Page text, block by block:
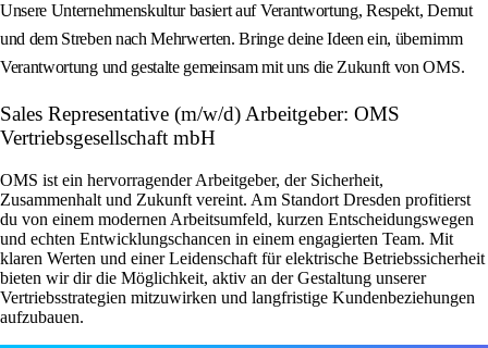
Unsere Unternehmenskultur basiert auf Verantwortung, Respekt, Demut
und dem Streben nach Mehrwerten. Bringe deine Ideen ein, übernimm
Verantwortung und gestalte gemeinsam mit uns die Zukunft von OMS.
Sales Representative (m/w/d) Arbeitgeber: OMS
Vertriebsgesellschaft mbH
OMS ist ein hervorragender Arbeitgeber, der Sicherheit,
Zusammenhalt und Zukunft vereint. Am Standort Dresden profitierst
du von einem modernen Arbeitsumfeld, kurzen Entscheidungswegen
und echten Entwicklungschancen in einem engagierten Team. Mit
klaren Werten und einer Leidenschaft für elektrische Betriebssicherheit
bieten wir dir die Möglichkeit, aktiv an der Gestaltung unserer
Vertriebsstrategien mitzuwirken und langfristige Kundenbeziehungen
aufzubauen.